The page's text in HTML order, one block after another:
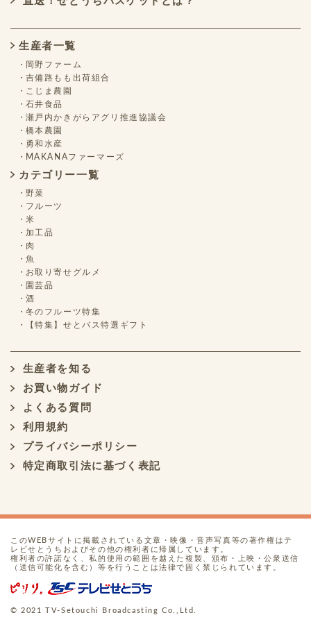
生産者一覧
岡野ファーム
吉備路もも出荷組合
こじま農園
石井食品
瀬戸内かきがらアグリ推進協議会
橋本農園
勇和水産
MAKANAファーマーズ
カテゴリー一覧
野菜
フルーツ
米
加工品
肉
魚
お取り寄せグルメ
園芸品
酒
冬のフルーツ特集
【特集】せとバス特選ギフト
生産者を知る
お買い物ガイド
よくある質問
利用規約
プライバシーポリシー
特定商取引法に基づく表記
このWEBサイトに掲載されている文章・映像・音声写真等の著作権はテ
レビせとうちおよびその他の権利者に帰属しています。
権利者の許諾なく、私的使用の範囲を越えた複製、頒布・上映・公衆送信
（送信可能化を含む）等を行うことは法律で固く禁じられています。
© 2021 TV-Setouchi Broadcasting Co.,Ltd.